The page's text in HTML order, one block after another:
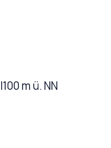
|100m ü. NN